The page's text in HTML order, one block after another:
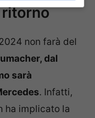
non farà del
dal
sarà
. Infatti,
ha implicato la